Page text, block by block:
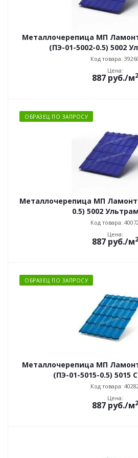
Металлочерепица МП
(ПЭ-01-5002-0.5) 5002
Код товара:
Цена:
887руб./м2
ОБРАЗЕЦ ПО ЗАПРОСУ
Металлочерепица МП
0.5) 5002
Код товара:
Цена:
887руб./м2
ОБРАЗЕЦ ПО ЗАПРОСУ
Металлочерепица МП
(ПЭ-01-5015-0.5) 5015
Код товара:
Цена:
887руб./м2